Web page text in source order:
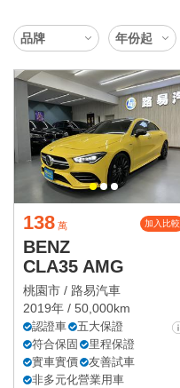
138 萬 加入比較
BENZ
CLA35 AMG
桃園市 / 路易汽車
2019年 / 50,000km
認證車
五大保證
符合保固
里程保證
實車實價
友善試車
非多元化營業用車